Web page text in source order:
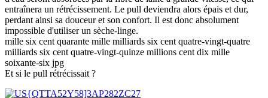
entraînera un rétrécissement. Le pull deviendra alors épais et dur,
perdant ainsi sa douceur et son confort. Il est donc absolument
impossible d'utiliser un sèche-linge.
mille six cent quarante mille milliards six cent quatre-vingt-quatre
milliards six cent quatre-vingt-quinze millions cent dix mille
soixante-six jpg
Et si le pull rétrécissait ?